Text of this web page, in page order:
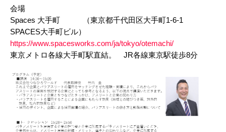
会場
Spaces 大手町 （東京都千代田区大手町1-6-1
SPACES大手町ビル）
https://www.spacesworks.com/ja/tokyo/otemachi/
東京メトロ各線大手町駅直結。 JR各線東京駅徒歩8分